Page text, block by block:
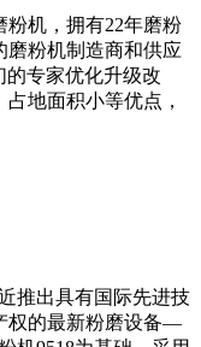
机，拥有22年磨粉
磨粉机制造商和供应
的专家优化升级改
地面积小等优点，
推出具有国际先进技
权的最新粉磨设备—